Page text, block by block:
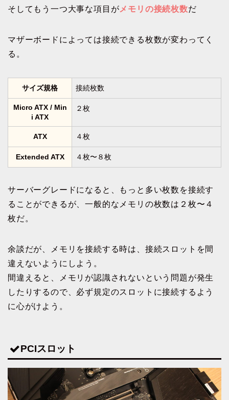
そしてもう一つ大事な項目がメモリの接続枚数だ
マザーボードによっては接続できる枚数が変わってく
る。
サイズ規格 接続枚数
Micro ATX / Min
i ATX
２枚
ATX ４枚
Extended ATX ４枚〜８枚
サーバーグレードになると、もっと多い枚数を接続す
ることができるが、一般的なメモリの枚数は２枚〜４
枚だ。
余談だが、メモリを接続する時は、接続スロットを間
違えないようにしよう。
間違えると、メモリが認識されないという問題が発生
したりするので、必ず規定のスロットに接続するよう
に心がけよう。
PCIスロット